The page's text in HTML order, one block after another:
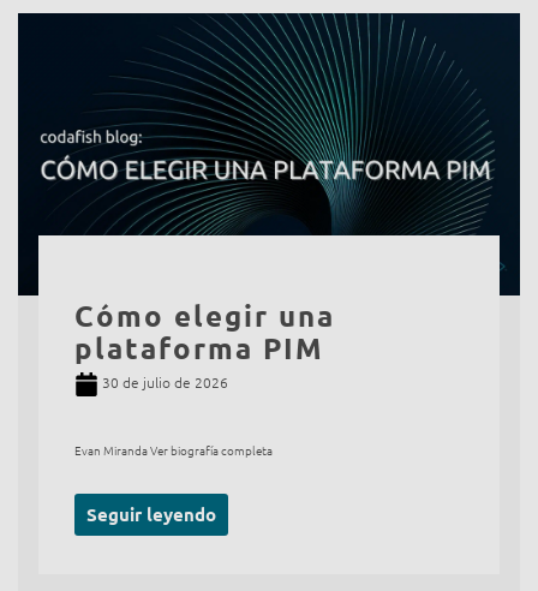
Cómo elegir una
plataforma PIM
30 de julio de 2026
Evan Miranda Ver biografía completa
Seguir leyendo